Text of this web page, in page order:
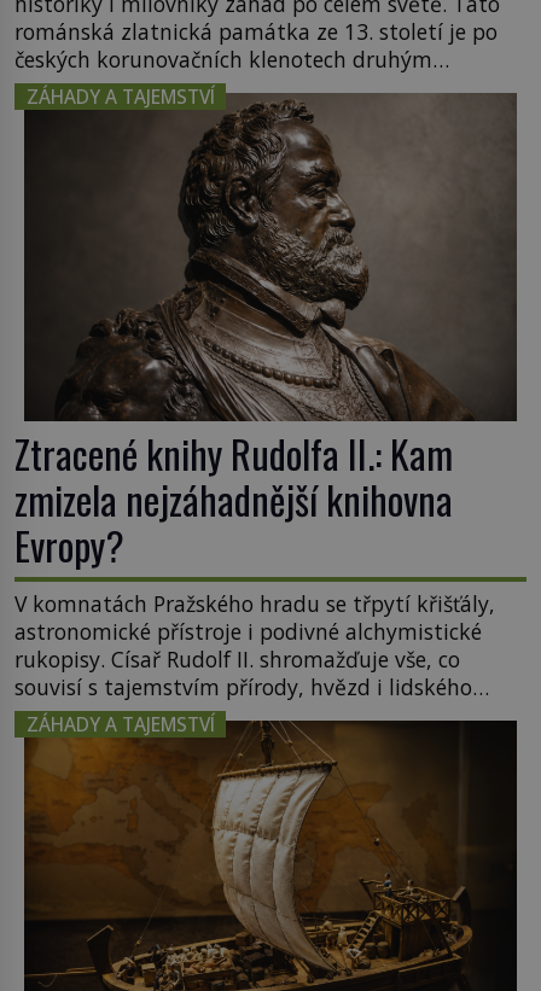
románská zlatnická památka ze 13. století je po
českých korunovačních klenotech druhým
nejcennějším movitým majetkem v České
republice. Přestože byl klenot v roce 1985 po
dramatickém pátrání kriminalistů úspěšně
nalezen, jeho minulost stále obestírá hustá mlha.
Otázky, jak přesně se tato […]
ZÁHADY A TAJEMSTVÍ
Ztracené knihy Rudolfa II.: Kam
zmizela nejzáhadnější knihovna
Evropy?
V komnatách Pražského hradu se třpytí křišťály,
astronomické přístroje i podivné alchymistické
rukopisy. Císař Rudolf II. shromažďuje vše, co
souvisí s tajemstvím přírody, hvězd i lidského
poznání. Jenže po jeho smrti se jeho slavné sbírky
začínají rozpadat a část z nich mizí navždy. Kdo
odnesl nejvzácnější knihy? A existují ještě někde
zapomenuté rukopisy, které nikdo […]
ZÁHADY A TAJEMSTVÍ